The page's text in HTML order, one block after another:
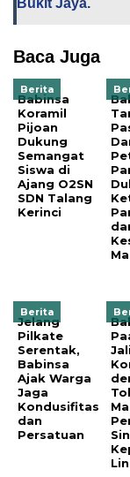
Bukit Jaya.
Baca Juga
Berita
Babinsa
Koramil
Pijoan
Dukung
Semangat
Siswa di
Ajang O2SN
SDN Talang
Kerinci
Berita
Jelang
Pilkate
Serentak,
Babinsa
Ajak Warga
Jaga
Kondusifitas
dan
Persatuan